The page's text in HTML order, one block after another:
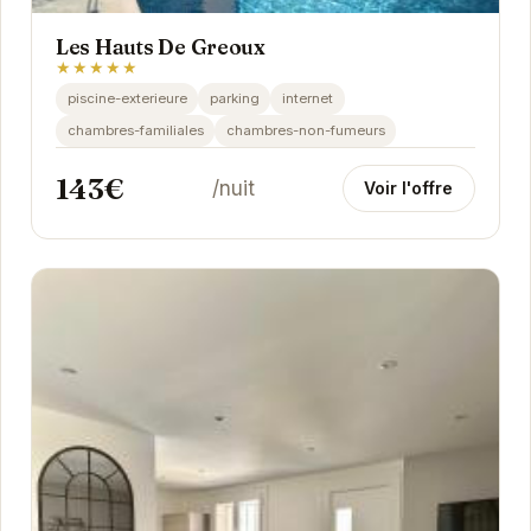
Les Hauts De Greoux
★★★★★
piscine-exterieure parking
internet
chambres-familiales
chambres-non-fumeurs
143€ /nuit Voir l'offre